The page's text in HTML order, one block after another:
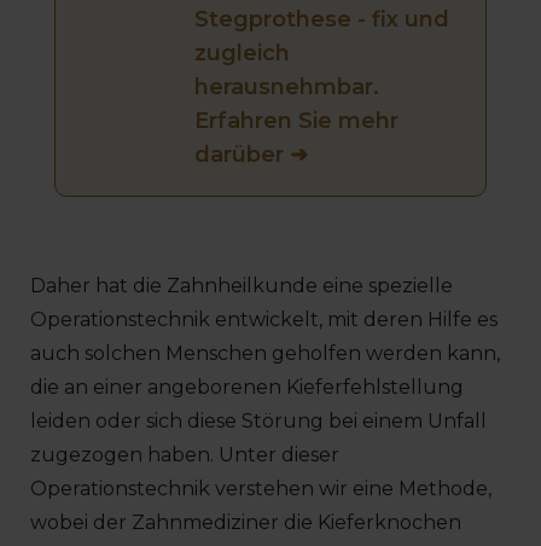
Stegprothese - fix und
zugleich
herausnehmbar.
Erfahren Sie mehr
darüber ➜
Daher hat die Zahnheilkunde eine spezielle
Operationstechnik entwickelt, mit deren Hilfe es
auch solchen Menschen geholfen werden kann,
die an einer angeborenen Kieferfehlstellung
leiden oder sich diese Störung bei einem Unfall
zugezogen haben. Unter dieser
Operationstechnik verstehen wir eine Methode,
wobei der Zahnmediziner die Kieferknochen